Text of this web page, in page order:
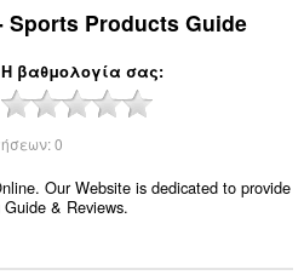
Sports Products Guide
Η βαθμολογία σας
0
Our Website is dedicated to provide
& Reviews.